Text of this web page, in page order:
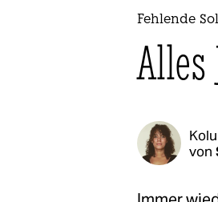
Fehlende
Alles
von